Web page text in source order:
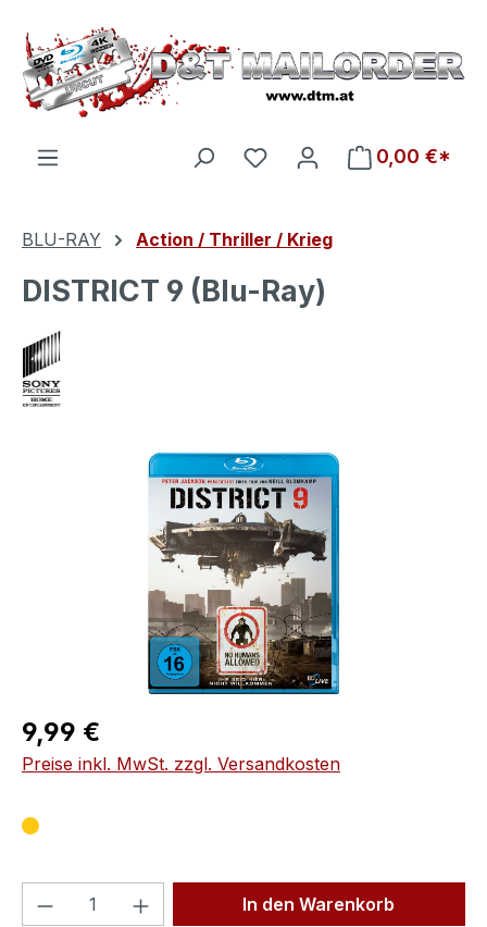
Zum Hauptinhalt springen
Du hast 0 Produkte auf
0,00 €*
BLU-RAY Action / Thriller / Krieg
DISTRICT 9 (Blu-Ray)
Bildergalerie überspringen
Regulärer Preis:
9,99 €
Preise inkl. MwSt. zzgl. Versandkosten
Produkt Anzahl: Gib denIn den Warenkorb